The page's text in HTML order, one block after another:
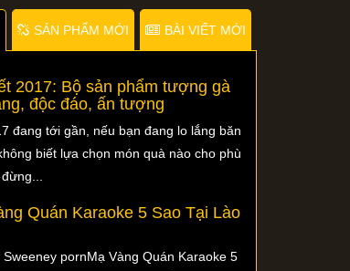
SẢN PHẨM MỚI BÀI VIẾT MỚI
2017: Bộ sản phẩm tượng gà
độc đáo, ấn tượng
đang tới gần, nếu bạn đang lo lắng băn
biết lựa chọn món quà nào cho phù
Quán Karaoke 5 Sao Tại Lào
Sweeney pornMạ Vàng Quán Karaoke 5